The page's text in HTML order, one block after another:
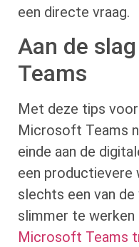
een directe vraag.
Aan de
Teams
Met deze tips
Microsoft Teams
einde aan de
een productievere
slechts een van
slimmer te
Microsoft Teams